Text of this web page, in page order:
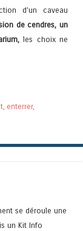
d’un caveau
de cendres, un
les choix ne
, enterrer,
se déroule une
un Kit Info